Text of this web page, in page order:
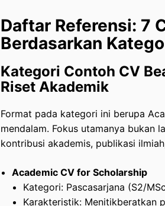
Daftar Referensi: 7
Berdasarkan
Kategori Contoh CV
Riset Akademik
Format pada kategori ini berupa
mendalam. Fokus utamanya bukan
kontribusi akademis, publikasi
Academic CV for Scholarship
Kategori: Pascasarjana (S2/
Karakteristik: Menitikberatkan